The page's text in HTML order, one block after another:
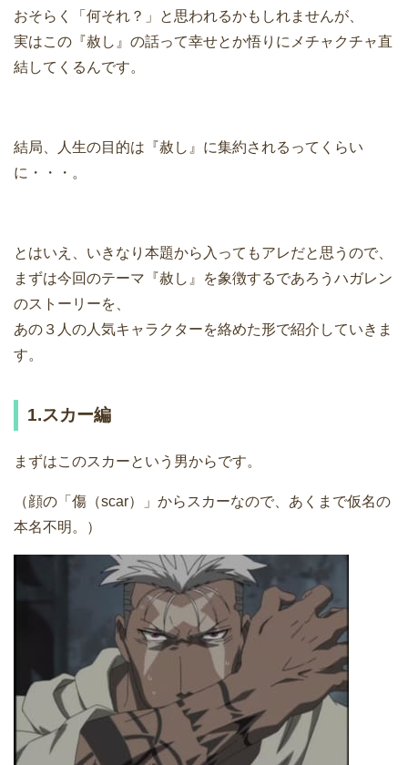
おそらく「何それ？」と思われるかもしれませんが、
実はこの『赦し』の話って幸せとか悟りにメチャクチャ直
結してくるんです。
結局、人生の目的は『赦し』に集約されるってくらい
に・・・。
とはいえ、いきなり本題から入ってもアレだと思うので、
まずは今回のテーマ『赦し』を象徴するであろうハガレン
のストーリーを、
あの３人の人気キャラクターを絡めた形で紹介していきま
す。
1.スカー編
まずはこのスカーという男からです。
（顔の「傷（scar）」からスカーなので、あくまで仮名の
本名不明。）